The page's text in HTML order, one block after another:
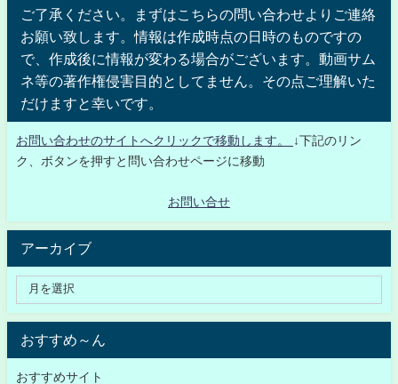
ご了承ください。まずはこちらの問い合わせよりご連絡
お願い致します。情報は作成時点の日時のものですの
で、作成後に情報が変わる場合がございます。動画サム
ネ等の著作権侵害目的としてません。その点ご理解いた
だけますと幸いです。
お問い合わせのサイトへクリックで移動します。
↓下記のリン
ク、ボタンを押すと問い合わせページに移動
お問い合せ
アーカイブ
おすすめ～ん
おすすめサイト